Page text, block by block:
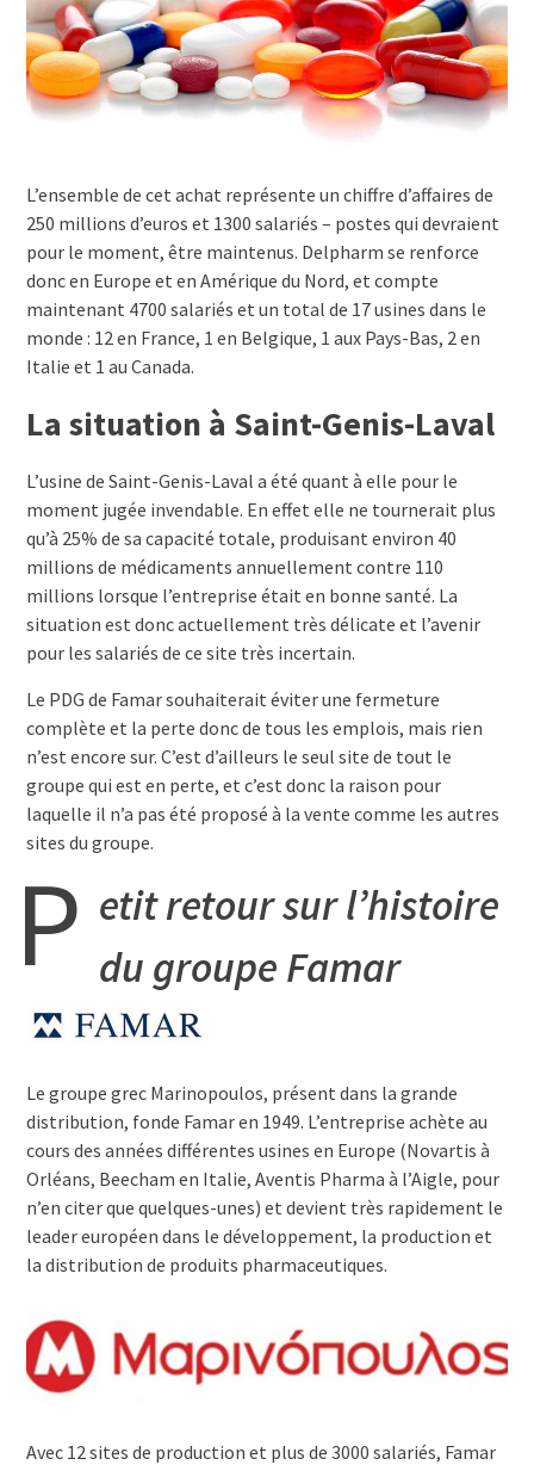
L’ensemble de cet achat représente un chiffre d’affaires de
250 millions d’euros et 1300 salariés – postes qui devraient
pour le moment, être maintenus. Delpharm se renforce
donc en Europe et en Amérique du Nord, et compte
maintenant 4700 salariés et un total de 17 usines dans le
monde : 12 en France, 1 en Belgique, 1 aux Pays-Bas, 2 en
Italie et 1 au Canada.
La situation à Saint-Genis-Laval
L’usine de Saint-Genis-Laval a été quant à elle pour le
moment jugée invendable. En effet elle ne tournerait plus
qu’à 25% de sa capacité totale, produisant environ 40
millions de médicaments annuellement contre 110
millions lorsque l’entreprise était en bonne santé. La
situation est donc actuellement très délicate et l’avenir
pour les salariés de ce site très incertain.
Le PDG de Famar souhaiterait éviter une fermeture
complète et la perte donc de tous les emplois, mais rien
n’est encore sur. C’est d’ailleurs le seul site de tout le
groupe qui est en perte, et c’est donc la raison pour
laquelle il n’a pas été proposé à la vente comme les autres
sites du groupe.
P etit retour sur l’histoire
du groupe Famar
Le groupe grec Marinopoulos, présent dans la grande
distribution, fonde Famar en 1949. L’entreprise achète au
cours des années différentes usines en Europe (Novartis à
Orléans, Beecham en Italie, Aventis Pharma à l’Aigle, pour
n’en citer que quelques-unes) et devient très rapidement le
leader européen dans le développement, la production et
la distribution de produits pharmaceutiques.
Avec 12 sites de production et plus de 3000 salariés, Famar